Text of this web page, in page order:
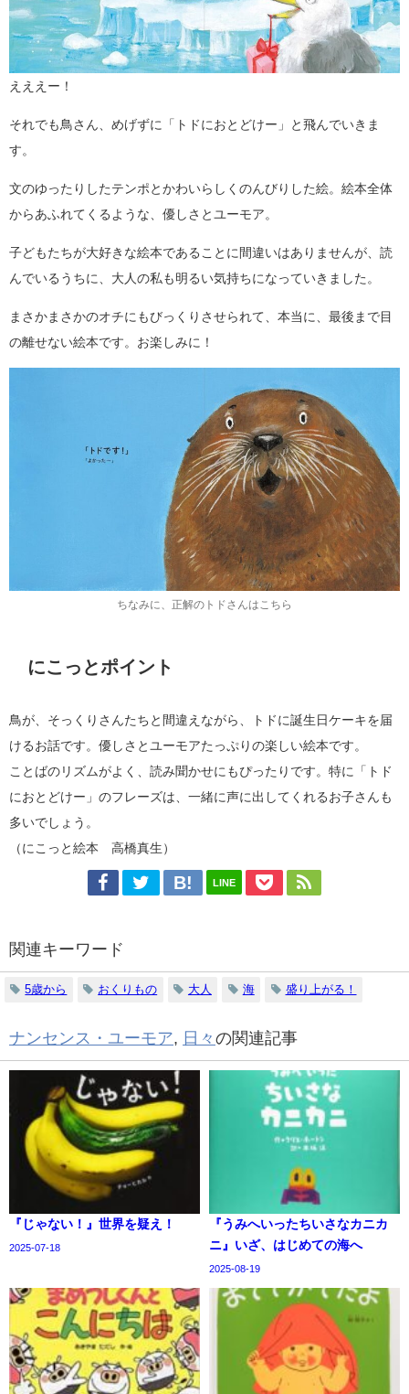
えええー！
それでも鳥さん、めげずに「トドにおとどけー」と飛んでいきま
す。
文のゆったりしたテンポとかわいらしくのんびりした絵。絵本全体
からあふれてくるような、優しさとユーモア。
子どもたちが大好きな絵本であることに間違いはありませんが、読
んでいるうちに、大人の私も明るい気持ちになっていきました。
まさかまさかのオチにもびっくりさせられて、本当に、最後まで目
の離せない絵本です。お楽しみに！
ちなみに、正解のトドさんはこちら
にこっとポイント
鳥が、そっくりさんたちと間違えながら、トドに誕生日ケーキを届
けるお話です。優しさとユーモアたっぷりの楽しい絵本です。
ことばのリズムがよく、読み聞かせにもぴったりです。特に「トド
におとどけー」のフレーズは、一緒に声に出してくれるお子さんも
多いでしょう。
（にこっと絵本 高橋真生）
LINE
関連キーワード
5歳から おくりもの 大人 海 盛り上がる！
ナンセンス・ユーモア, 日々 の関連記事
『じゃない！』世界を疑え！
2025-07-18
『うみへいったちいさなカニカ
ニ』いざ、はじめての海へ
2025-08-19